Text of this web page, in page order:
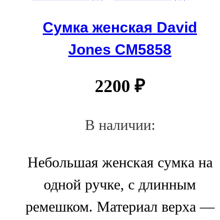
Сумка женская David
Jones СМ5858
2200 ₽
В наличии:
Небольшая женская сумка на
одной ручке, с длинным
ремешком. Материал верха —